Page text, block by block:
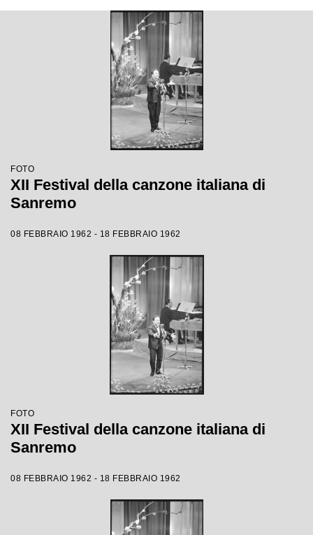
FOTO
XII Festival della canzone italiana di
Sanremo
08 FEBBRAIO 1962 - 18 FEBBRAIO 1962
FOTO
XII Festival della canzone italiana di
Sanremo
08 FEBBRAIO 1962 - 18 FEBBRAIO 1962